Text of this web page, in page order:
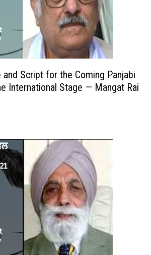
and Script for the Coming Panjabi
International Stage — Mangat Rai